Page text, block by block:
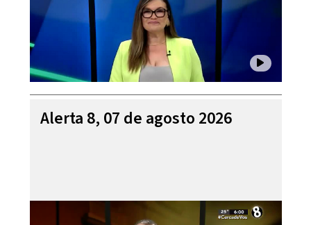
Alerta 8, 07 de agosto 2026